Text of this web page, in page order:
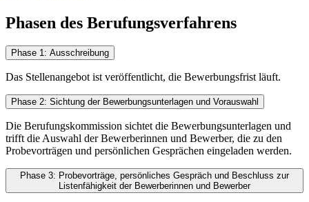
Phasen des Berufungsverfahrens
Phase 1: Ausschreibung
Das Stellenangebot ist veröffentlicht, die Bewerbungsfrist läuft.
Phase 2: Sichtung der Bewerbungsunterlagen und Vorauswahl
Die Berufungskommission sichtet die Bewerbungsunterlagen und
trifft die Auswahl der Bewerberinnen und Bewerber, die zu den
Probevorträgen und persönlichen Gesprächen eingeladen werden.
Phase 3: Probevorträge, persönliches Gespräch und Beschluss zur
Listenfähigkeit der Bewerberinnen und Bewerber